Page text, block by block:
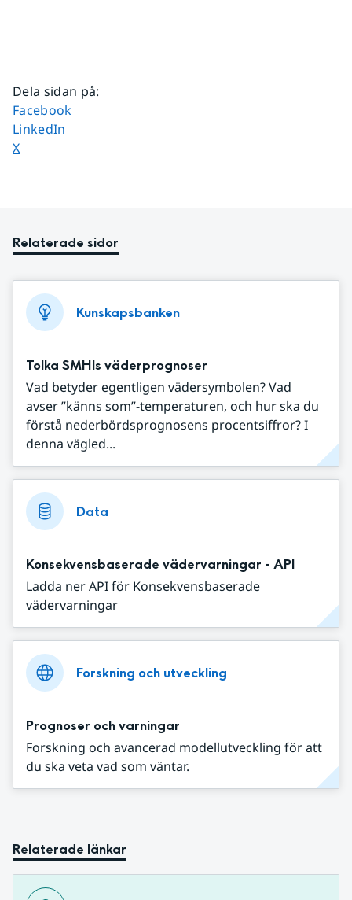
Dela sidan på:
Dela sidan på
Facebook
Dela sidan på
LinkedIn
Dela sidan på
X
Relaterade sidor
Kunskapsbanken
Tolka SMHIs väderprognoser
Vad betyder egentligen vädersymbolen? Vad
avser ”känns som”-temperaturen, och hur ska du
förstå nederbördsprognosens procentsiffror? I
denna vägled...
Data
Konsekvensbaserade vädervarningar - API
Ladda ner API för Konsekvensbaserade
vädervarningar
Forskning och utveckling
Prognoser och varningar
Forskning och avancerad modellutveckling för att
du ska veta vad som väntar.
Relaterade länkar